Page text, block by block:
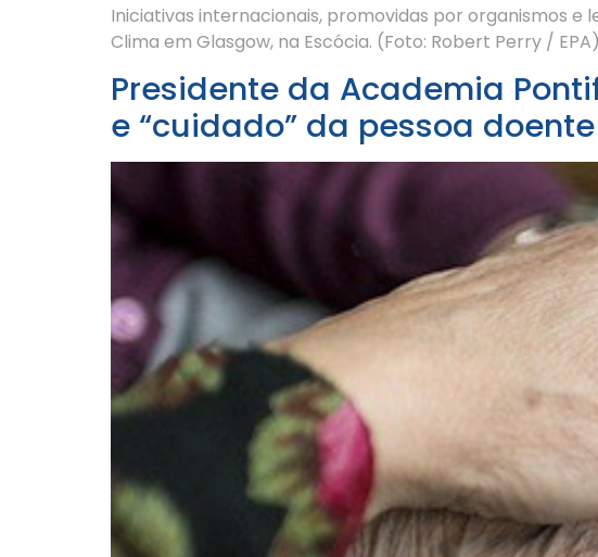
Iniciativas internacionais, promovidas por organismos e
Clima em Glasgow, na Escócia. (Foto: Robert Perry / EPA)
Presidente da Academia
e “cuidado” da pessoa